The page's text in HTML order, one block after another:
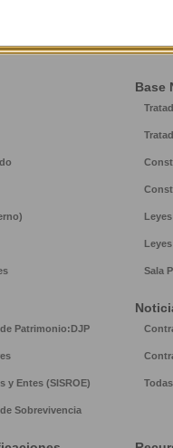
Base
Sala
Patrimonio:DJP
y Entes (SISROE)
Sobrevivencia